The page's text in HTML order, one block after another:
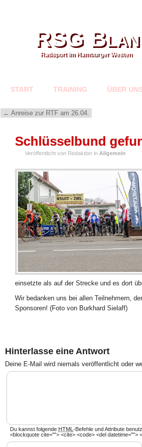
RSG
Radsport im Hamburger Westen
START TRAINING ÜBER
← Anreise zur RTF am 26.04.
Schlüsselbund
Veröffentlicht von Redaktion in Allgemein
einsetzte als auf der Strecke und es dort
Wir bedanken uns bei allen Teilnehmern,
Sponsoren! (Foto von Burkhard Sielaff)
Hinterlasse eine Antwort
Deine E-Mail wird niemals veröffentlicht oder
Du kannst folgende HTML -Befehle und Attribute
<blockquote cite=""> <cite> <code> <del datetime="">